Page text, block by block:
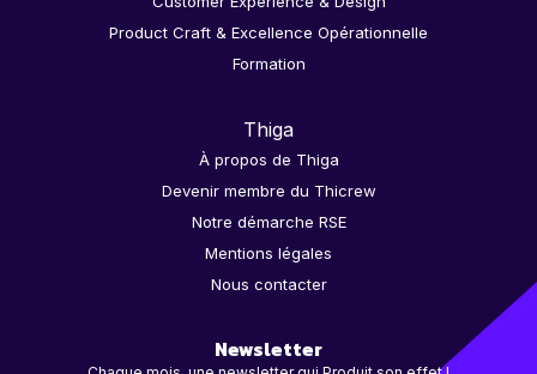
Product Craft & Excellence Opérationnelle
Formation
Thiga
À propos de Thiga
Devenir membre du Thicrew
Notre démarche RSE
Mentions légales
Nous contacter
Newsletter